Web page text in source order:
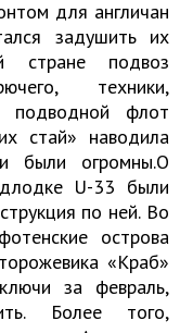
для англичан
задушить их
стране подвоз
техники,
подводной флот
стай» наводила
были огромны.О
U-33 были
по ней. Во
острова
«Краб»
за февраль,
Более того,